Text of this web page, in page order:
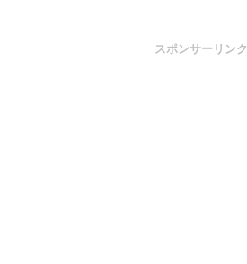
スポンサーリンク